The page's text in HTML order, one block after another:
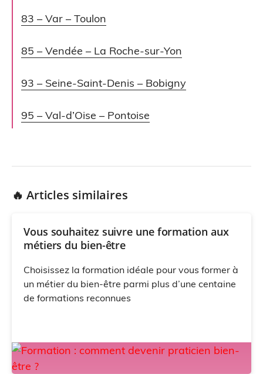
83 – Var – Toulon
85 – Vendée – La Roche-sur-Yon
93 – Seine-Saint-Denis – Bobigny
95 – Val-d’Oise – Pontoise
🔥 Articles similaires
Vous souhaitez suivre une formation aux
métiers du bien-être
Choisissez la formation idéale pour vous former à
un métier du bien-être parmi plus d’une centaine
de formations reconnues